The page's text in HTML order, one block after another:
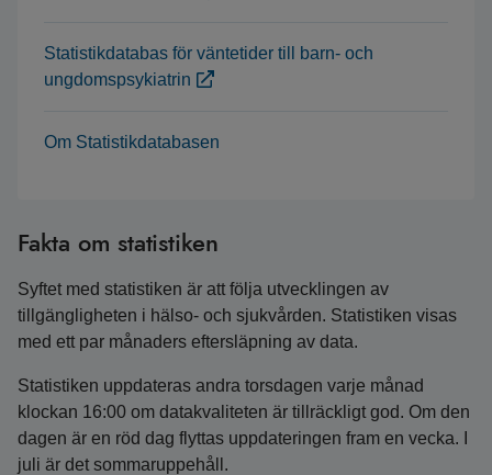
Statistikdatabas för väntetider till barn- och
ungdomspsykiatrin
Om Statistikdatabasen
Fakta om statistiken
Syftet med statistiken är att följa utvecklingen av
tillgängligheten i hälso- och sjukvården. Statistiken visas
med ett par månaders eftersläpning av data.
Statistiken uppdateras andra torsdagen varje månad
klockan 16:00 om datakvaliteten är tillräckligt god. Om den
dagen är en röd dag flyttas uppdateringen fram en vecka. I
juli är det sommaruppehåll.